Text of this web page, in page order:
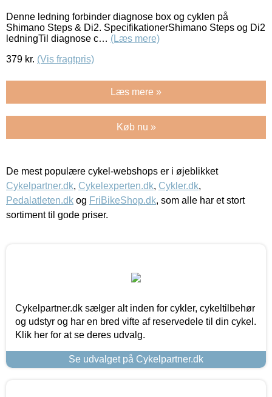
Denne ledning forbinder diagnose box og cyklen på
Shimano Steps & Di2. SpecifikationerShimano Steps og Di2
ledningTil diagnose c… (Læs mere)
379 kr. (Vis fragtpris)
Læs mere »
Køb nu »
De mest populære cykel-webshops er i øjeblikket
Cykelpartner.dk, Cykelexperten.dk, Cykler.dk,
Pedalatleten.dk og FriBikeShop.dk, som alle har et stort
sortiment til gode priser.
Cykelpartner.dk sælger alt inden for cykler, cykeltilbehør
og udstyr og har en bred vifte af reservedele til din cykel.
Klik her for at se deres udvalg.
Se udvalget på Cykelpartner.dk